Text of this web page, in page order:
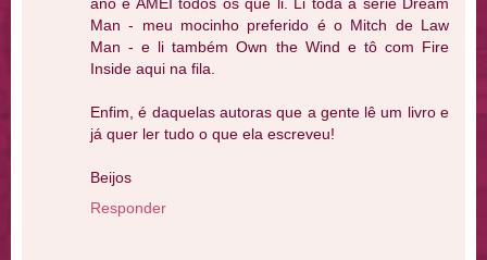
Man - meu mocinho preferido é o Mitch de Law
Man - e li também Own the Wind e tô com Fire
Inside aqui na fila.
Enfim, é daquelas autoras que a gente lê um livro e
já quer ler tudo o que ela escreveu!
Beijos
Responder